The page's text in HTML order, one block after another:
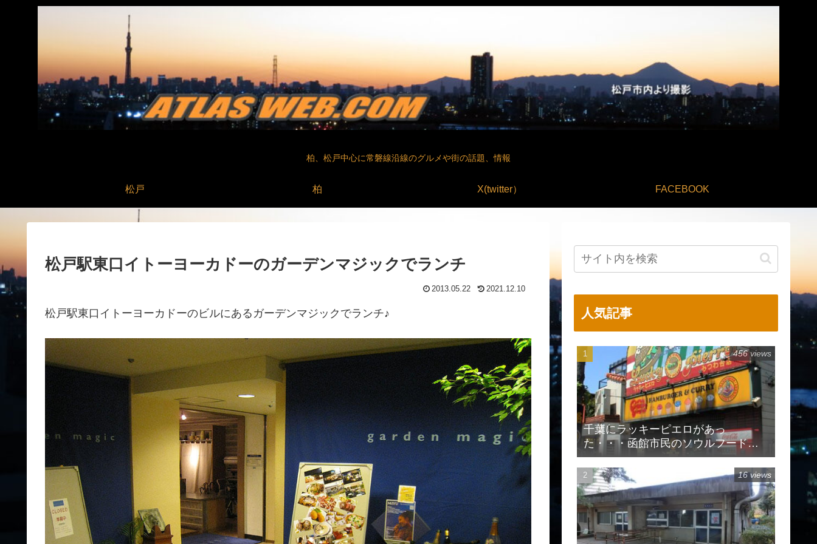
柏、松戸中心に常磐線沿線のグルメや街の話題、情報
松戸 柏 X(twitter） FACEBOOK
松戸駅東口イトーヨーカドーのガーデンマジックでランチ
2013.05.22 2021.12.10
松戸駅東口イトーヨーカドーのビルにあるガーデンマジックでランチ♪ 人気記事
千葉にラッキーピエロがあっ
た・・・函館市民のソウルフードで
有名
456 views
16 views